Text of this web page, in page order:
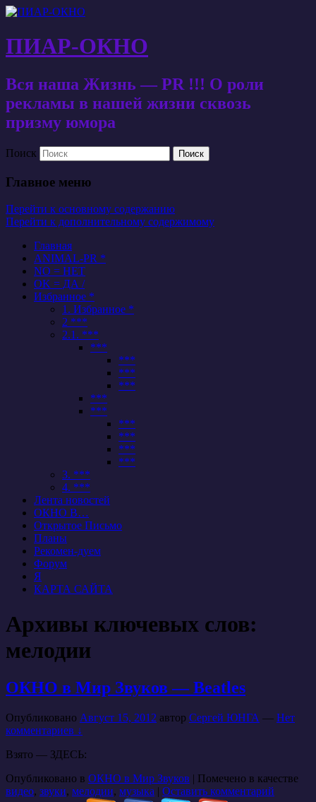
ПИАР-ОКНО
Вся наша Жизнь — PR !!! О роли
рекламы в нашей жизни сквозь
призму юмора
Поиск
Главное меню
Перейти к основному содержанию
Перейти к дополнительному содержимому
Главная
ANIMAL-PR *
NO = НЕТ
OK = ДА /
Избранное *
1. Избранное *
2 ***
2.1. ***
***
***
***
***
***
***
***
***
***
***
3. ***
4. ***
Лента новостей
ОКНО В…
Открытое Письмо
Планы
Рекомен-дуем
Форум
Я
КАРТА САЙТА
Архивы ключевых слов:
мелодии
ОКНО в Мир Звуков — Beatles
Опубликовано Август 15, 2012 автор Сергей ЮНГА — Нет
комментариев ↓
Взято — ЗДЕСЬ:
Опубликовано в ОКНО в Мир Звуков | Помечено в качестве
видео, звуки, мелодии, музыка | Оставить комментарий